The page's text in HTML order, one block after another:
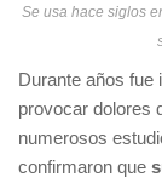
Se usa hace siglos
Durante años fue
provocar dolores
numerosos
confirmaron que